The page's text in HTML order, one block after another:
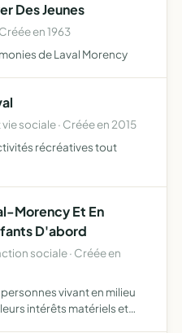
Des Jeunes
en 1963
de Laval Morency
sociale · Créée en 2015
récréatives tout
Morency Et En
D'abord
sociale · Créée en
vivant en milieu
intérêts matériels et